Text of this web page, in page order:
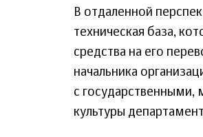
В отдаленной
техническая база,
средства на его
начальника
с
культуры